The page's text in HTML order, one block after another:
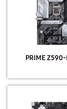
PRIME Z590-